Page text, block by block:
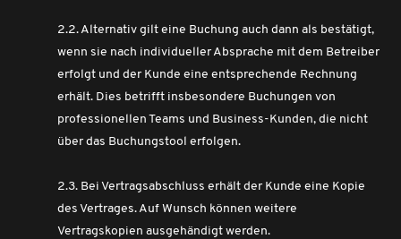
2.2. Alternativ gilt eine Buchung auch dann als bestätigt,
wenn sie nach individueller Absprache mit dem Betreiber
erfolgt und der Kunde eine entsprechende Rechnung
erhält. Dies betrifft insbesondere Buchungen von
professionellen Teams und Business-Kunden, die nicht
über das Buchungstool erfolgen.
2.3. Bei Vertragsabschluss erhält der Kunde eine Kopie
des Vertrages. Auf Wunsch können weitere
Vertragskopien ausgehändigt werden.